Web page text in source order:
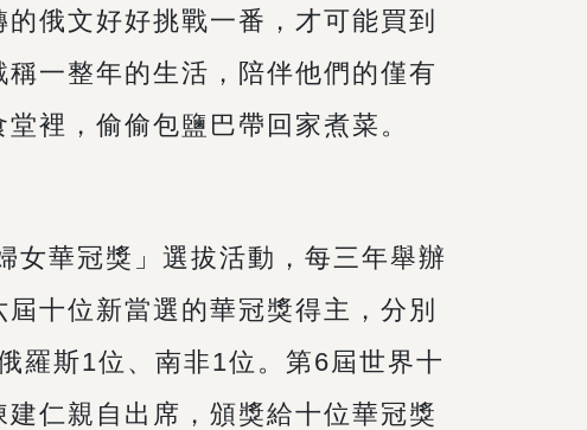
俄文好好挑戰一番，才可能買到
一整年的生活，陪伴他們的僅有
裡，偷偷包鹽巴帶回家煮菜。
華冠獎」選拔活動，每三年舉辦
十位新當選的華冠獎得主，分別
羅斯1位、南非1位。第6屆世界十
仁親自出席，頒獎給十位華冠獎